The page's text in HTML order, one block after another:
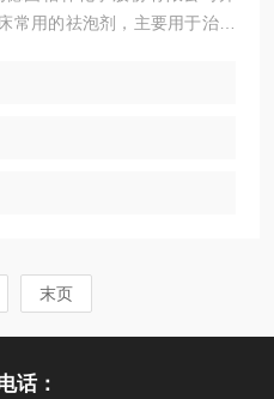
常用的祛泡剂，主要用于治疗
之分解并释放出气体，通过肠
安全性。
末页
话：